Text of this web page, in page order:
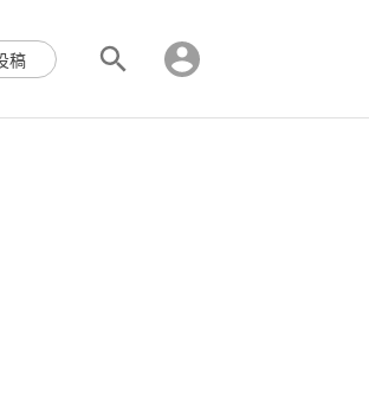
分布式,操作系
稿